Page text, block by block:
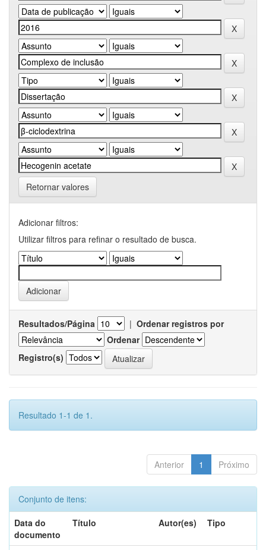
Retornar valores
Adicionar filtros:
Utilizar filtros para refinar o resultado de busca.
Resultados/Página | Ordenar registros por
Ordenar
Registro(s)
Resultado 1-1 de 1.
Anterior 1 Próximo
Conjunto de itens:
Data do
documento
Título Autor(es) Tipo